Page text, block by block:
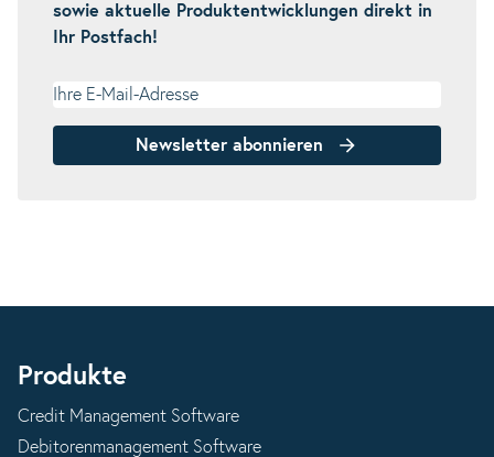
sowie aktuelle Produktentwicklungen direkt in
Ihr Postfach!
Ihre E-Mail-Adresse
Newsletter abonnieren
Produkte
Credit Management Software
Debitorenmanagement Software